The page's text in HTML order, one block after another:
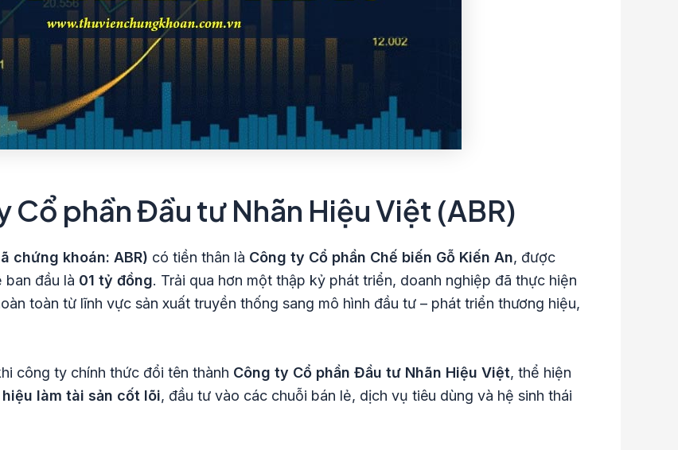
Cổ phần Đầu tư Nhãn Hiệu Việt (ABR)
chứng khoán: ABR) có tiền thân là Công ty Cổ phần Chế biến Gỗ Kiến An, được
ban đầu là 01 tỷ đồng. Trải qua hơn một thập kỷ phát triển, doanh nghiệp đã thực hiện
toàn từ lĩnh vực sản xuất truyền thống sang mô hình đầu tư – phát triển thương hiệu,
công ty chính thức đổi tên thành Công ty Cổ phần Đầu tư Nhãn Hiệu Việt, thể hiện
làm tài sản cốt lõi, đầu tư vào các chuỗi bán lẻ, dịch vụ tiêu dùng và hệ sinh thái